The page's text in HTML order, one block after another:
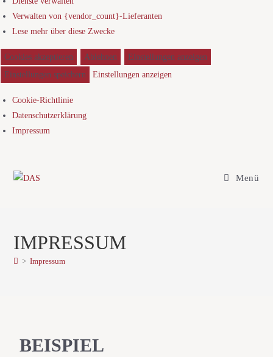
Verwalten von {vendor_count}-Lieferanten
Lese mehr über diese Zwecke
Cookies akzeptieren Ablehnen
Einstellungen anzeigen
Einstellungen speichern
Einstellungen anzeigen
Cookie-Richtlinie
Datenschutzerklärung
Impressum
Menü
IMPRESSUM
> Impressum
BEISPIEL